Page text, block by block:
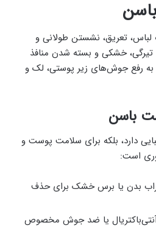
تعریق، نشستن طولانی و
خشکی و بسته شدن منافذ
رفع جوش‌های زیر پوستی، لک و
باسن
دارد، بلکه برای سلامت پوست و
است:
بدن یا برس خشک برای حذف
آنتی‌باکتریال یا ضد جوش مخصوص